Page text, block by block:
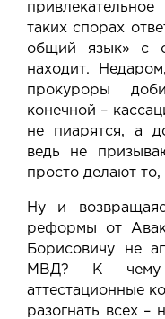
таких спорах
общий язык» с
находит.
прокуроры
конечной –
не пиарятся, а
ведь не
просто делают то,
Ну и
реформы от
Борисовичу не
МВД? К чему
аттестационные
разогнать всех –